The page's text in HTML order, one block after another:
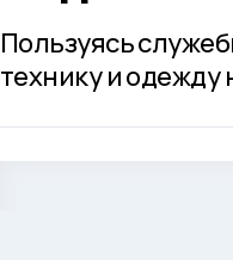
Пользуясь
технику и одежду